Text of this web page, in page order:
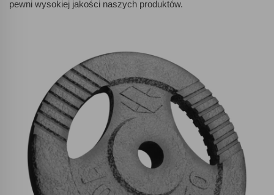
pewni wysokiej jakości naszych produktów.